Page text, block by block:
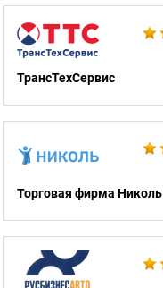
ТрансТехСервис
Торговая фирма Николь